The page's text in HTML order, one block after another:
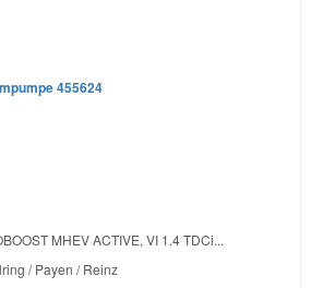
455624
MHEV ACTIVE, VI 1.4 TDCi...
/ Payen / Reinz